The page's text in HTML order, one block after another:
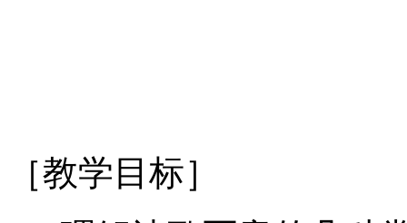
［教学目标］